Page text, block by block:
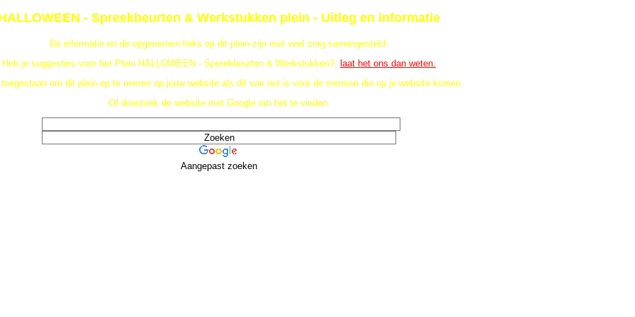
- Spreekbeurten & Werkstukken plein - Uitleg en informatie
De informatie en de opgenomen links op dit plein zijn met veel zorg samengesteld.
Heb je suggesties voor het Plein HALLOWEEN - Spreekbeurten & Werkstukken?, laat het ons dan weten.
toegestaan om dit plein op te nemen op jouw website als dit van nut is voor de mensen die op je website komen.
Of doorzoek de website met Google om het te vinden.
Aangepast zoeken